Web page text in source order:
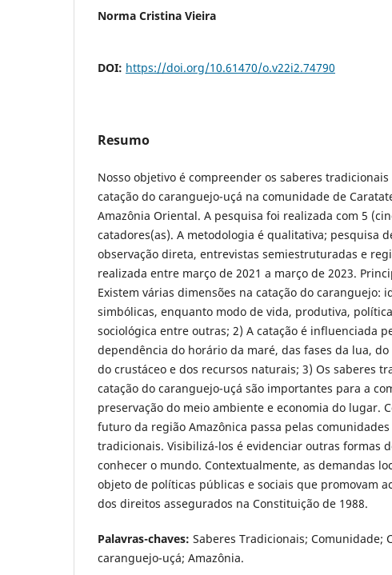
Norma Cristina Vieira
DOI: https://doi.org/10.61470/o.v22i2.74790
Resumo
Nosso objetivo é compreender os saberes
catação do caranguejo-uçá na comunidade de
Amazônia Oriental. A pesquisa foi realizada com 5
catadores(as). A metodologia é qualitativa; pesquisa
observação direta, entrevistas semiestruturadas e
realizada entre março de 2021 a março de 2023.
Existem várias dimensões na catação do caranguejo:
simbólicas, enquanto modo de vida, produtiva,
sociológica entre outras; 2) A catação é influenciada
dependência do horário da maré, das fases da lua,
do crustáceo e dos recursos naturais; 3) Os saberes
catação do caranguejo-uçá são importantes para a
preservação do meio ambiente e economia do lugar.
futuro da região Amazônica passa pelas comunidades
tradicionais. Visibilizá-los é evidenciar outras formas
conhecer o mundo. Contextualmente, as demandas
objeto de políticas públicas e sociais que promovam
dos direitos assegurados na Constituição de 1988.
Palavras-chaves: Saberes Tradicionais; Comunidade;
caranguejo-uçá; Amazônia.